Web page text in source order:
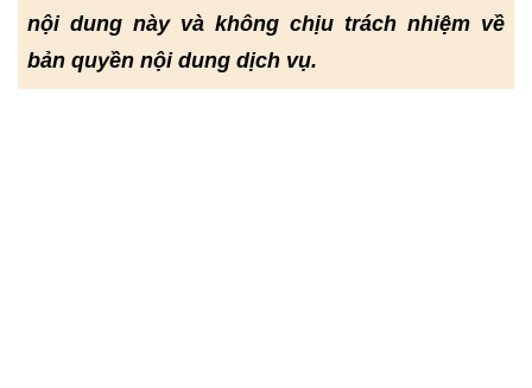
nội dung này và không chịu trách nhiệm về
bản quyền nội dung dịch vụ.